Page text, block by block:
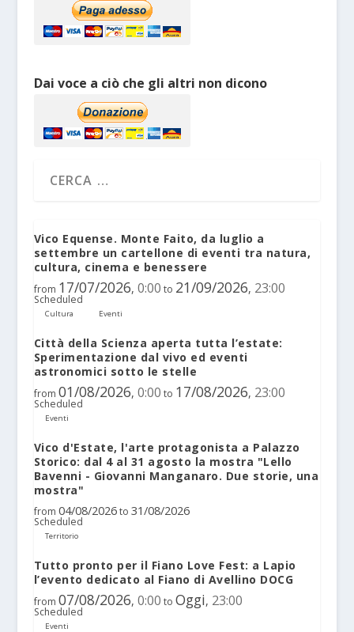
Dai voce a ciò che gli altri non dicono
Vico Equense. Monte Faito, da luglio a
settembre un cartellone di eventi tra natura,
cultura, cinema e benessere
from 17/07/2026, 0:00 to 21/09/2026, 23:00
Scheduled
Cultura Eventi
Città della Scienza aperta tutta l’estate:
Sperimentazione dal vivo ed eventi
astronomici sotto le stelle
from 01/08/2026, 0:00 to 17/08/2026, 23:00
Scheduled
Eventi
Vico d'Estate, l'arte protagonista a Palazzo
Storico: dal 4 al 31 agosto la mostra "Lello
Bavenni - Giovanni Manganaro. Due storie, una
mostra"
from 04/08/2026 to 31/08/2026
Scheduled
Territorio
Tutto pronto per il Fiano Love Fest: a Lapio
l’evento dedicato al Fiano di Avellino DOCG
from 07/08/2026, 0:00 to Oggi, 23:00
Scheduled
Eventi